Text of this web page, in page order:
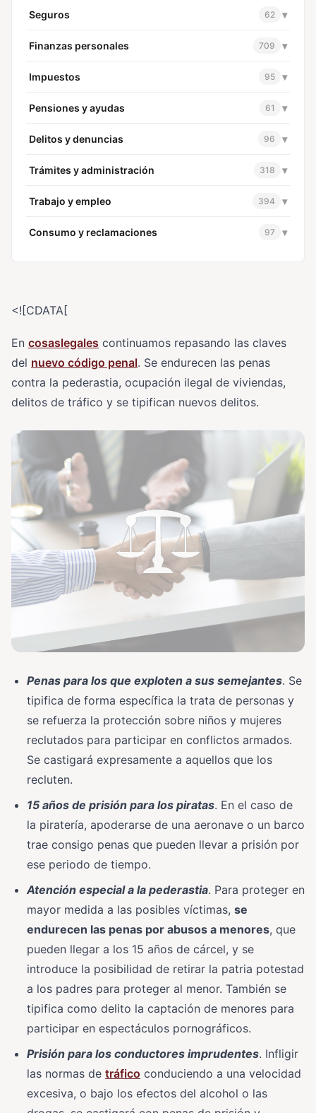
Seguros 62 ▾
Finanzas personales 709 ▾
Impuestos 95 ▾
Pensiones y ayudas 61 ▾
Delitos y denuncias 96 ▾
Trámites y administración 318 ▾
Trabajo y empleo 394 ▾
Consumo y reclamaciones 97 ▾
<![CDATA[
En cosaslegales continuamos repasando las claves
del nuevo código penal. Se endurecen las penas
contra la pederastia, ocupación ilegal de viviendas,
delitos de tráfico y se tipifican nuevos delitos.
Penas para los que exploten a sus semejantes. Se
tipifica de forma específica la trata de personas y
se refuerza la protección sobre niños y mujeres
reclutados para participar en conflictos armados.
Se castigará expresamente a aquellos que los
recluten.
15 años de prisión para los piratas. En el caso de
la piratería, apoderarse de una aeronave o un barco
trae consigo penas que pueden llevar a prisión por
ese periodo de tiempo.
Atención especial a la pederastia. Para proteger en
mayor medida a las posibles víctimas, se
endurecen las penas por abusos a menores, que
pueden llegar a los 15 años de cárcel, y se
introduce la posibilidad de retirar la patria potestad
a los padres para proteger al menor. También se
tipifica como delito la captación de menores para
participar en espectáculos pornográficos.
Prisión para los conductores imprudentes. Infligir
las normas de tráfico conduciendo a una velocidad
excesiva, o bajo los efectos del alcohol o las